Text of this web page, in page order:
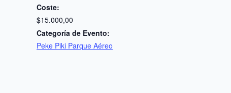
Coste:
$15.000,00
Categoría de Evento:
Peke Piki Parque Aéreo